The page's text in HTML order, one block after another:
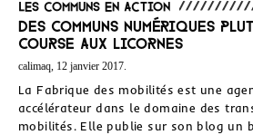
Les communs en action
Des Communs numériques
course aux licornes
calimaq, 12 janvier 2017.
La Fabrique des mobilités est une
accélérateur dans le domaine des
mobilités. Elle publie sur son blog un